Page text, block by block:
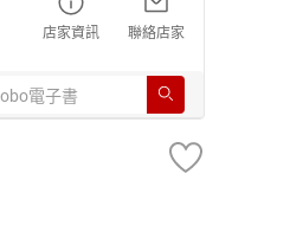
店家資訊 聯絡店家